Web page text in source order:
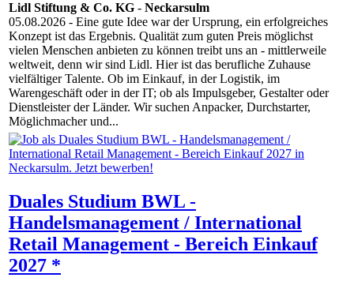
Lidl Stiftung & Co. KG - Neckarsulm
05.08.2026 - Eine gute Idee war der Ursprung, ein erfolgreiches
Konzept ist das Ergebnis. Qualität zum guten Preis möglichst
vielen Menschen anbieten zu können treibt uns an - mittlerweile
weltweit, denn wir sind Lidl. Hier ist das berufliche Zuhause
vielfältiger Talente. Ob im Einkauf, in der Logistik, im
Warengeschäft oder in der IT; ob als Impulsgeber, Gestalter oder
Dienstleister der Länder. Wir suchen Anpacker, Durchstarter,
Möglichmacher und...
Duales Studium BWL -
Handelsmanagement / International
Retail Management - Bereich Einkauf
2027 *